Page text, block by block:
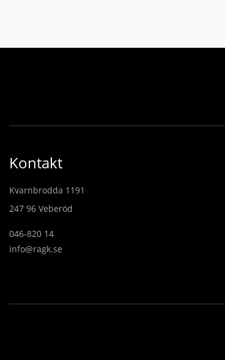
Kontakt
Kvarnbrodda 1191
247 96 Veberöd
046-820 14
info@ragk.se